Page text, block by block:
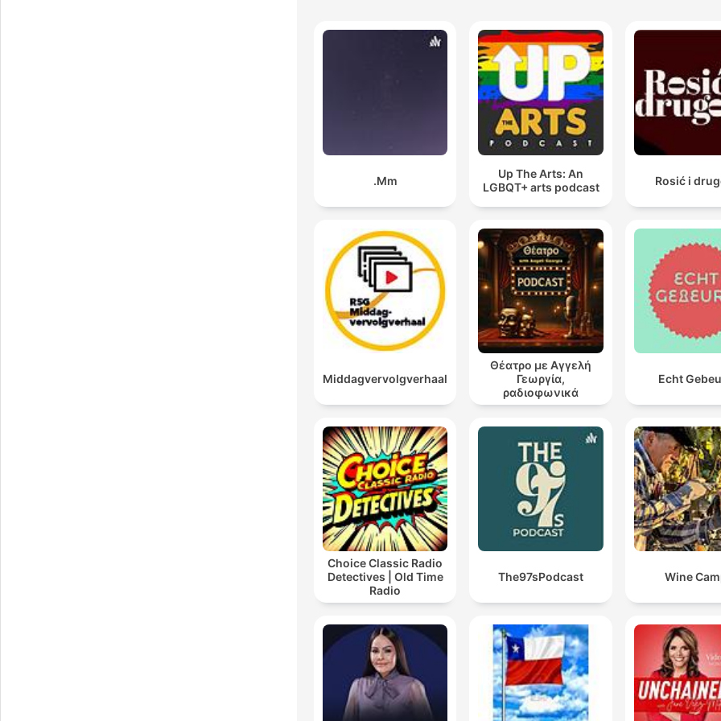
Rosić i
Up The Arts: An
LGBQT+ arts podcast
Mm.
Echt
Θέατρο με Αγγελή
Γεωργία,
ραδιοφωνικά
θεατρικά έργα
Middagvervolgverhaal
Wine
The97sPodcast
Choice Classic Radio
Detectives | Old Time
Radio